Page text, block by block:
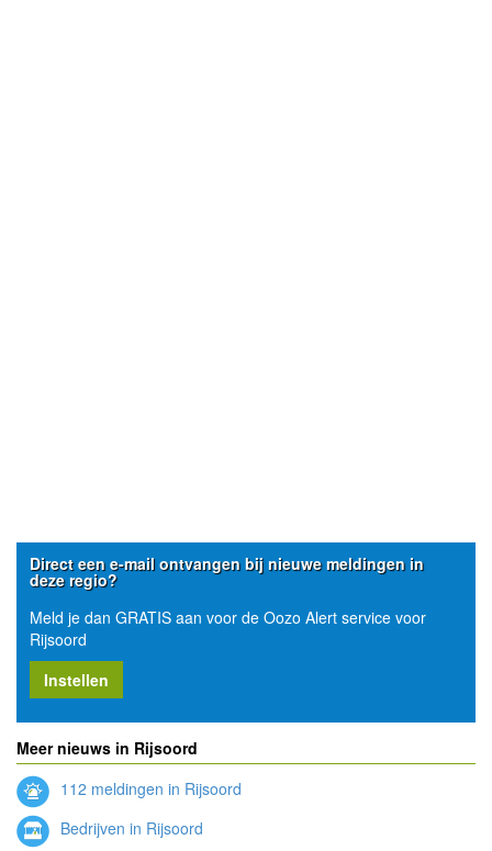
Direct een e-mail ontvangen bij nieuwe meldingen in
deze regio?
Meld je dan GRATIS aan voor de Oozo Alert service voor
Rijsoord
Instellen
Meer nieuws in Rijsoord
112 meldingen in Rijsoord
Bedrijven in Rijsoord